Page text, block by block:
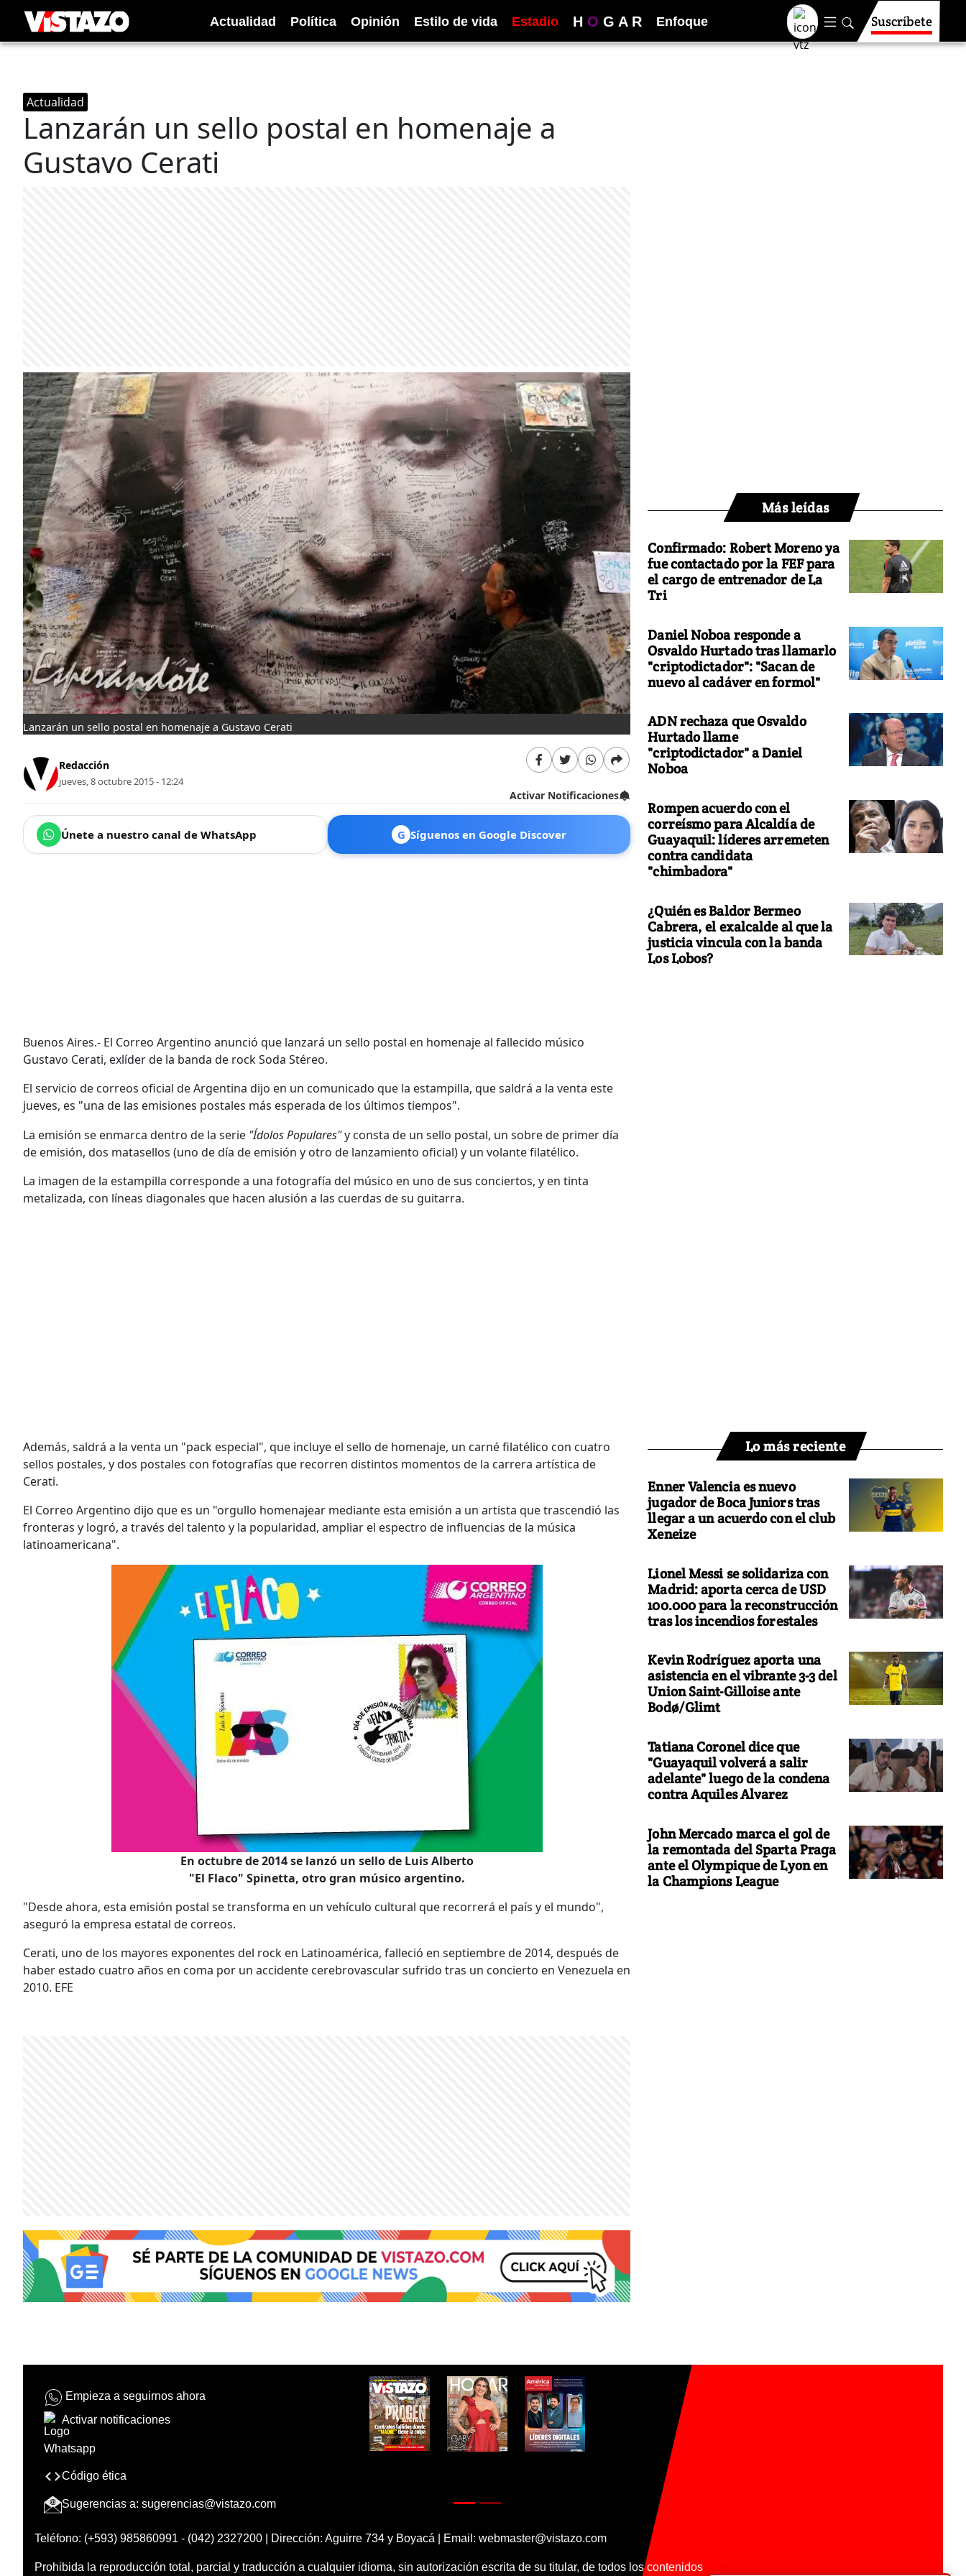
Actualidad Política Opinión Estilo de vida Estadio H O G A R Enfoque Suscríbete
Actualidad
Lanzarán un sello postal en homenaje a
Gustavo Cerati
Lanzarán un sello postal en homenaje a Gustavo Cerati
Redacción
jueves, 8 octubre 2015 - 12:24
Activar Notificaciones
Únete a nuestro canal de WhatsApp G Síguenos en Google Discover
Buenos Aires.- El Correo Argentino anunció que lanzará un sello postal en homenaje al fallecido músico
Gustavo Cerati, exlíder de la banda de rock Soda Stéreo.
El servicio de correos oficial de Argentina dijo en un comunicado que la estampilla, que saldrá a la venta este
jueves, es "una de las emisiones postales más esperada de los últimos tiempos".
La emisión se enmarca dentro de la serie "Ídolos Populares"y consta de un sello postal, un sobre de primer día
de emisión, dos matasellos (uno de día de emisión y otro de lanzamiento oficial) y un volante filatélico.
La imagen de la estampilla corresponde a una fotografía del músico en uno de sus conciertos, y en tinta
metalizada, con líneas diagonales que hacen alusión a las cuerdas de su guitarra.
Además, saldrá a la venta un "pack especial", que incluye el sello de homenaje, un carné filatélico con cuatro
sellos postales, y dos postales con fotografías que recorren distintos momentos de la carrera artística de
Cerati.
El Correo Argentino dijo que es un "orgullo homenajear mediante esta emisión a un artista que trascendió las
fronteras y logró, a través del talento y la popularidad, ampliar el espectro de influencias de la música
latinoamericana".
En octubre de 2014 se lanzó un sello de Luis Alberto
"El Flaco" Spinetta, otro gran músico argentino.
"Desde ahora, esta emisión postal se transforma en un vehículo cultural que recorrerá el país y el mundo",
aseguró la empresa estatal de correos.
Cerati, uno de los mayores exponentes del rock en Latinoamérica, falleció en septiembre de 2014, después de
haber estado cuatro años en coma por un accidente cerebrovascular sufrido tras un concierto en Venezuela en
2010. EFE
Más leídas
Confirmado: Robert Moreno ya
fue contactado por la FEF para
el cargo de entrenador de La
Tri
Daniel Noboa responde a
Osvaldo Hurtado tras llamarlo
"criptodictador": "Sacan de
nuevo al cadáver en formol"
ADN rechaza que Osvaldo
Hurtado llame
"criptodictador" a Daniel
Noboa
Rompen acuerdo con el
correísmo para Alcaldía de
Guayaquil: líderes arremeten
contra candidata
"chimbadora"
¿Quién es Baldor Bermeo
Cabrera, el exalcalde al que la
justicia vincula con la banda
Los Lobos?
Lo más reciente
Enner Valencia es nuevo
jugador de Boca Juniors tras
llegar a un acuerdo con el club
Xeneize
Lionel Messi se solidariza con
Madrid: aporta cerca de USD
100.000 para la reconstrucción
tras los incendios forestales
Kevin Rodríguez aporta una
asistencia en el vibrante 3-3 del
Union Saint-Gilloise ante
Bodø/Glimt
Tatiana Coronel dice que
"Guayaquil volverá a salir
adelante" luego de la condena
contra Aquiles Alvarez
John Mercado marca el gol de
la remontada del Sparta Praga
ante el Olympique de Lyon en
la Champions League
Empieza a seguirnos ahora
Activar notificaciones
Código ética
Sugerencias a: sugerencias@vistazo.com
Teléfono: (+593) 985860991 - (042) 2327200 | Dirección: Aguirre 734 y Boyacá | Email: webmaster@vistazo.com
Prohibida la reproducción total, parcial y traducción a cualquier idioma, sin autorización escrita de su titular, de todos los contenidos